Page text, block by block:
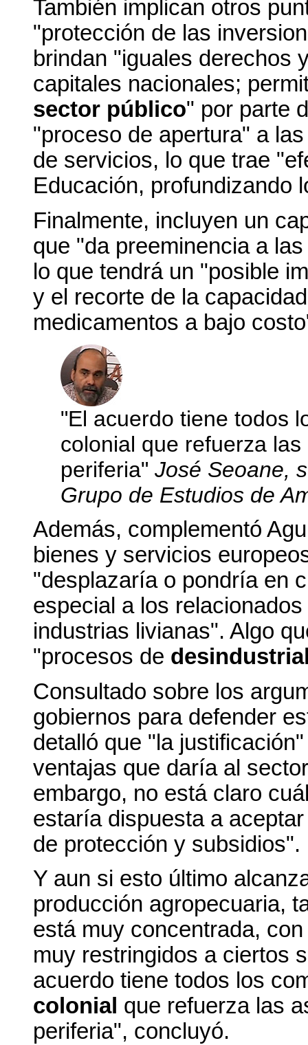
También implican otros
"protección de las
brindan "iguales derechos
capitales nacionales;
sector público" por parte
"proceso de apertura" a
de servicios, lo que trae
Educación, profundizando
Finalmente, incluyen un
que "da preeminencia a
lo que tendrá un "posible
y el recorte de la
medicamentos a bajo
"El acuerdo tiene todos
colonial que refuerza
periferia" José Seoane,
Grupo de Estudios de
Además, complementó
bienes y servicios
"desplazaría o pondría en
especial a los
industrias livianas". Algo
"procesos de
Consultado sobre los
gobiernos para defender
detalló que "la
ventajas que daría al
embargo, no está claro
estaría dispuesta a
de protección y subsidios".
Y aun si esto último
producción agropecuaria,
está muy concentrada,
muy restringidos a ciertos
acuerdo tiene todos los
colonial que refuerza las
periferia", concluyó.